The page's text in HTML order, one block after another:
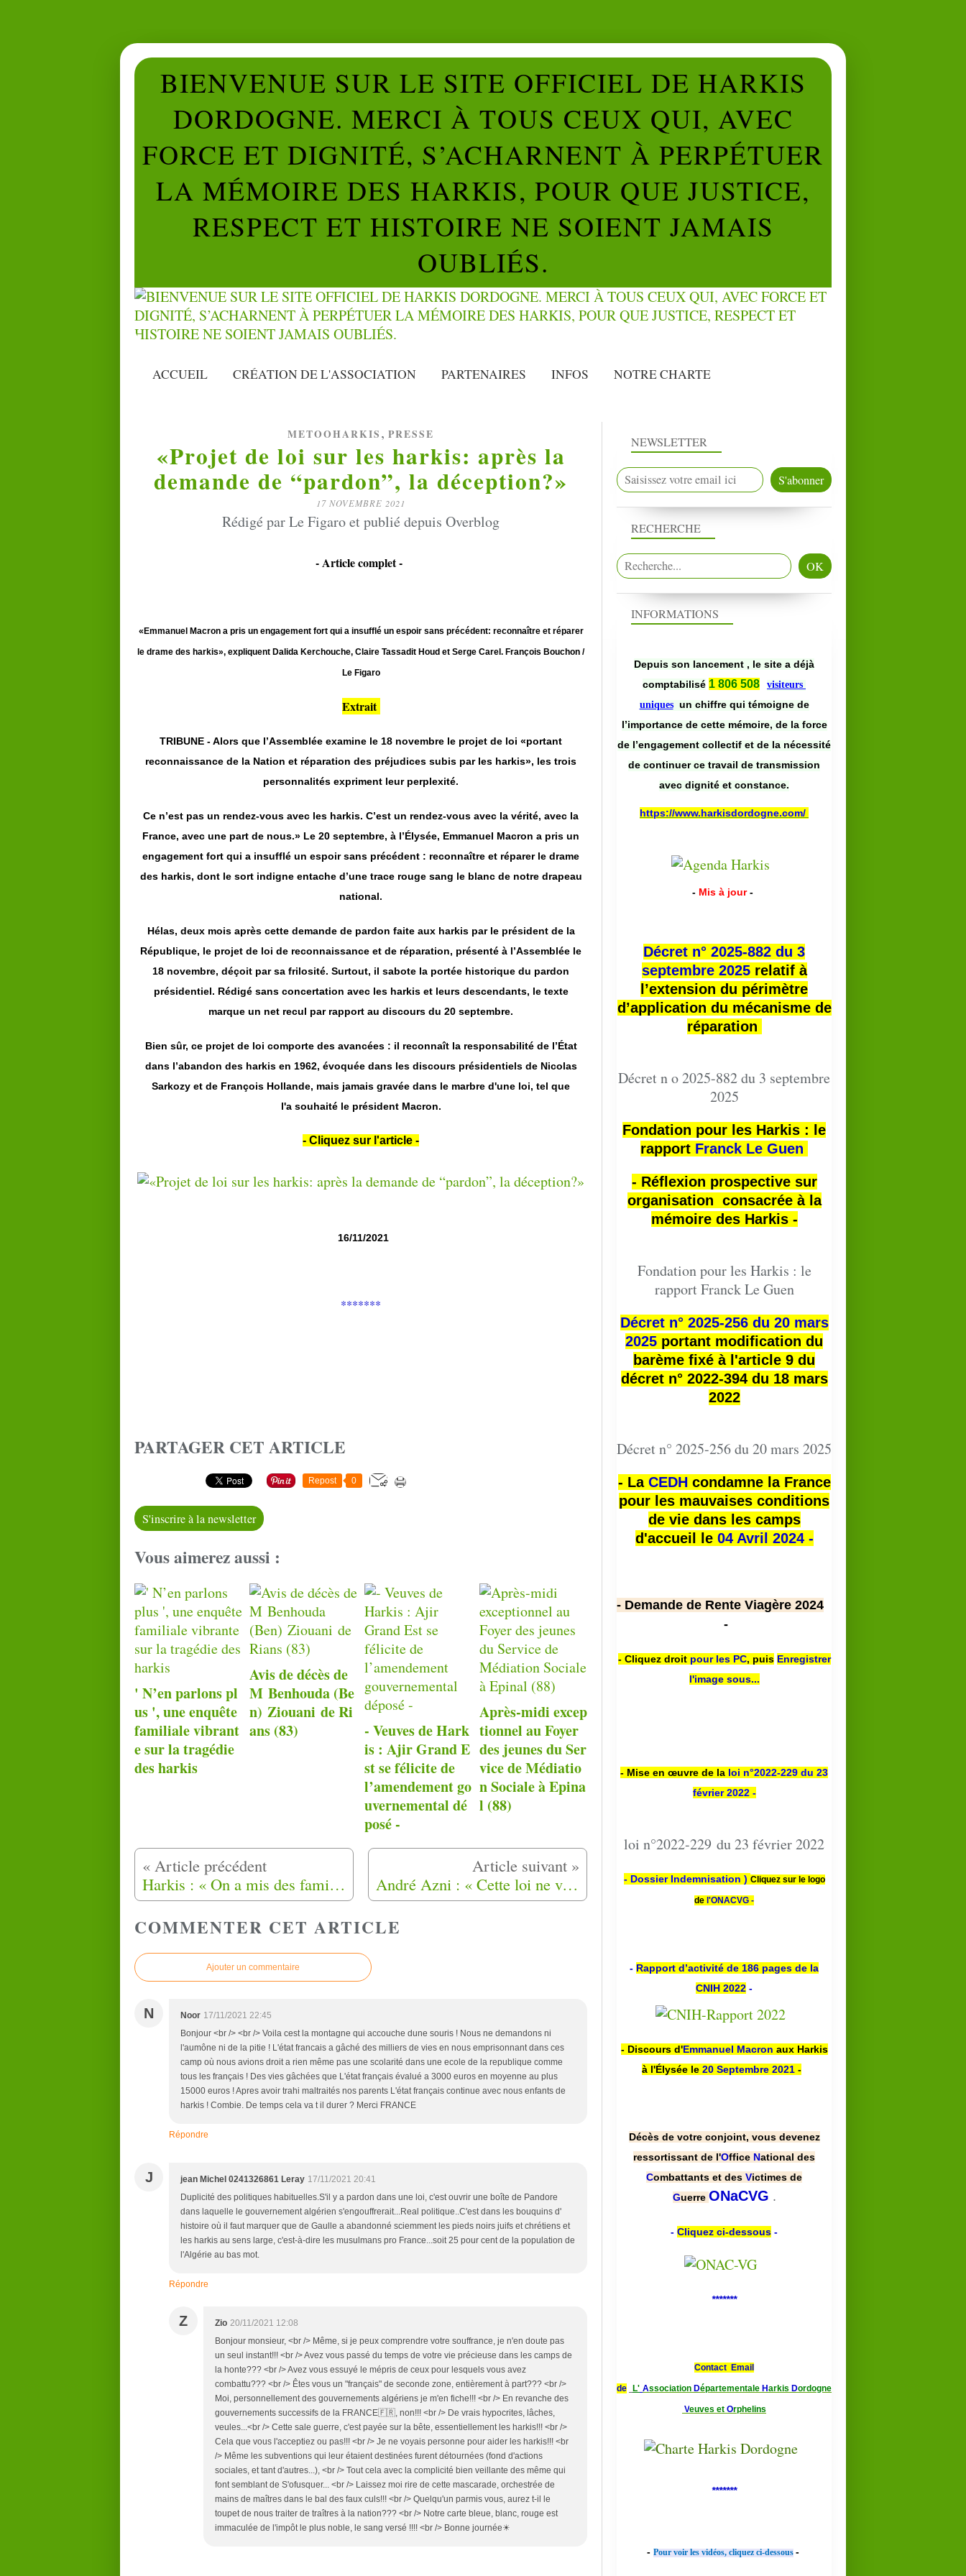
BIENVENUE SUR LE SITE OFFICIEL DE HARKIS
DORDOGNE. MERCI À TOUS CEUX QUI, AVEC
FORCE ET DIGNITÉ, S’ACHARNENT À PERPÉTUER
LA MÉMOIRE DES HARKIS, POUR QUE JUSTICE,
RESPECT ET HISTOIRE NE SOIENT JAMAIS
OUBLIÉS.
ACCUEIL CRÉATION DE L'ASSOCIATION PARTENAIRES INFOS NOTRE CHARTE
METOOHARKIS , PRESSE
«Projet de loi sur les harkis: après la
demande de “pardon”, la déception?»
17 NOVEMBRE 2021
Rédigé par Le Figaro et publié depuis Overblog
- Article complet -
«Emmanuel Macron a pris un engagement fort qui a insufflé un espoir sans précédent: reconnaître et réparer
le drame des harkis», expliquent Dalida Kerchouche, Claire Tassadit Houd et Serge Carel. François Bouchon /
Le Figaro
Extrait
TRIBUNE - Alors que l’Assemblée examine le 18 novembre le projet de loi «portant
reconnaissance de la Nation et réparation des préjudices subis par les harkis», les trois
personnalités expriment leur perplexité.
Ce n’est pas un rendez-vous avec les harkis. C’est un rendez-vous avec la vérité, avec la
France, avec une part de nous.» Le 20 septembre, à l’Élysée, Emmanuel Macron a pris un
engagement fort qui a insufflé un espoir sans précédent : reconnaître et réparer le drame
des harkis, dont le sort indigne entache d’une trace rouge sang le blanc de notre drapeau
national.
Hélas, deux mois après cette demande de pardon faite aux harkis par le président de la
République, le projet de loi de reconnaissance et de réparation, présenté à l’Assemblée le
18 novembre, déçoit par sa frilosité. Surtout, il sabote la portée historique du pardon
présidentiel. Rédigé sans concertation avec les harkis et leurs descendants, le texte
marque un net recul par rapport au discours du 20 septembre.
Bien sûr, ce projet de loi comporte des avancées : il reconnaît la responsabilité de l’État
dans l’abandon des harkis en 1962, évoquée dans les discours présidentiels de Nicolas
Sarkozy et de François Hollande, mais jamais gravée dans le marbre d'une loi, tel que
l'a souhaité le président Macron.
- Cliquez sur l'article -
16/11/2021
*******
PARTAGER CET ARTICLE
Repost 0
S'inscrire à la newsletter
Vous aimerez aussi :
' N’en parlons pl
us ', une enquête
familiale vibrant
e sur la tragédie
des harkis
Avis de décès de
M Benhouda (Be
n) Ziouani de Ri
ans (83)
- Veuves de Hark
is : Ajir Grand E
st se félicite de
l’amendement go
uvernemental dé
posé -
Après-midi excep
tionnel au Foyer
des jeunes du Ser
vice de Médiatio
n Sociale à Epina
l (88)
Harkis : « On a mis des familles dans un camp de prisonniers » André Azni : « Cette loi ne veut indemniser qu’une partie des harkis
COMMENTER CET ARTICLE
Ajouter un commentaire
N Noor 17/11/2021 22:45
Bonjour <br /> <br /> Voila cest la montagne qui accouche dune souris ! Nous ne demandons ni
l'aumône ni de la pitie ! L'état francais a gâché des milliers de vies en nous emprisonnant dans ces
camp où nous avions droit a rien même pas une scolarité dans une ecole de la republique comme
tous les français ! Des vies gâchées que L'état français évalué a 3000 euros en moyenne au plus
15000 euros ! Apres avoir trahi maltraités nos parents L'état français continue avec nous enfants de
harkis ! Combie. De temps cela va t il durer ? Merci FRANCE
Répondre
J jean Michel 0241326861 Leray 17/11/2021 20:41
Duplicité des politiques habituelles.S'il y a pardon dans une loi, c'est ouvrir une boîte de Pandore
dans laquelle le gouvernement algérien s'engouffrerait...Real politique..C'est dans les bouquins d'
histoire où il faut marquer que de Gaulle a abandonné sciemment les pieds noirs juifs et chrétiens et
les harkis au sens large, c'est-à-dire les musulmans pro France...soit 25 pour cent de la population de
l'Algérie au bas mot.
Répondre
Z Zio 20/11/2021 12:08
Bonjour monsieur, <br /> Même, si je peux comprendre votre souffrance, je n'en doute pas
un seul instant!!! <br /> Avez vous passé du temps de votre vie précieuse dans les camps de
la honte??? <br /> Avez vous essuyé le mépris de ceux pour lesquels vous avez
combattu??? <br /> Êtes vous un "français" de seconde zone, entièrement à part??? <br />
Moi, personnellement des gouvernements algériens je m'en fiche!!! <br /> En revanche des
gouvernements successifs de la FRANCE🇫🇷, non!!! <br /> De vrais hypocrites, lâches,
veules...<br /> Cette sale guerre, c'est payée sur la bête, essentiellement les harkis!!! <br />
Cela que vous l'acceptiez ou pas!!! <br /> Je ne voyais personne pour aider les harkis!!! <br
/> Même les subventions qui leur étaient destinées furent détournées (fond d'actions
sociales, et tant d'autres...), <br /> Tout cela avec la complicité bien veillante des même qui
font semblant de S'ofusquer... <br /> Laissez moi rire de cette mascarade, orchestrée de
mains de maîtres dans le bal des faux culs!!! <br /> Quelqu'un parmis vous, aurez t-il le
toupet de nous traiter de traîtres à la nation??? <br /> Notre carte bleue, blanc, rouge est
immaculée de l'impôt le plus noble, le sang versé !!!! <br /> Bonne journée☀
NEWSLETTER
RECHERCHE
INFORMATIONS
Depuis son lancement , le site a déjà
comptabilisé 1 806 508
visiteurs
uniques un chiffre qui témoigne de
l’importance de cette mémoire, de la force
de l’engagement collectif et de la nécessité
de continuer ce travail de transmission
avec dignité et constance.
https://www.harkisdordogne.com/
- Mis à jour -
Décret n° 2025-882 du 3
septembre 2025relatif à
l’extension du périmètre
d’application du mécanisme de
réparation
Décret n o 2025-882 du 3 septembre
2025
Fondation pour les Harkis : le
rapport Franck Le Guen
- Réflexion prospective sur
organisation consacrée à la
mémoire des Harkis -
Fondation pour les Harkis : le
rapport Franck Le Guen
Décret n° 2025-256 du 20 mars
2025 portant modification du
barème fixé à l'article 9 du
décret n° 2022-394 du 18 mars
2022
Décret n° 2025-256 du 20 mars 2025
- La CEDHcondamne la France
pour les mauvaises conditions
de vie dans les camps
d'accueil le 04 Avril 2024 -
- Demande de Rente Viagère 2024
-
- Cliquez droit pour les PC, puis Enregistrer
l'image sous...
- Mise en œuvre de la loi n°2022-229 du 23
février 2022 -
loi n°2022-229 du 23 février 2022
- Dossier Indemnisation ) Cliquez sur le logo
de l'ONACVG -
- Rapport d’activité de 186 pages de la
CNIH 2022 -
- Discours d'Emmanuel Macron aux Harkis
à l'Élysée le 20 Septembre 2021 -
Décès de votre conjoint, vous devenez
ressortissant de l'Office National des
Combattants et des Victimes de
Guerre ONaCVG .
- Cliquez ci-dessous -
*******
Contact Email
de L' Association Départementale Harkis Dordogne
Veuves et Orphelins
*******
- Pour voir les vidéos, cliquez ci-dessous -